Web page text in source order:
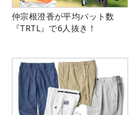
仲宗根澄香が平均パット数
『TRTL』で6人抜き！